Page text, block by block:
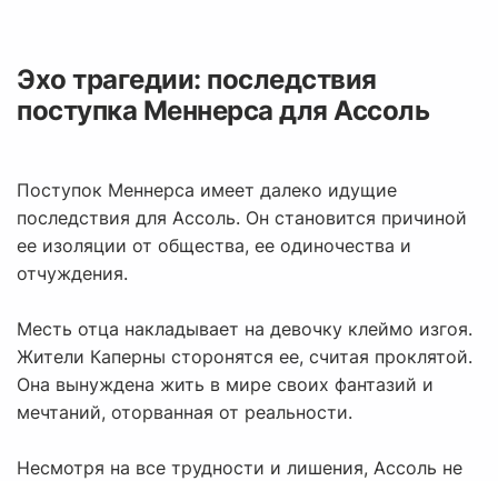
Эхо трагедии: последствия
поступка Меннерса для Ассоль
Поступок Меннерса имеет далеко идущие
последствия для Ассоль. Он становится причиной
ее изоляции от общества, ее одиночества и
отчуждения.
Месть отца накладывает на девочку клеймо изгоя.
Жители Каперны сторонятся ее, считая проклятой.
Она вынуждена жить в мире своих фантазий и
мечтаний, оторванная от реальности.
Несмотря на все трудности и лишения, Ассоль не